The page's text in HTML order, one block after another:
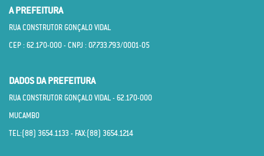
A PREFEITURA
RUA CONSTRUTOR GONÇALO VIDAL
CEP : 62.170­-000 - CNPJ : 07.733.793/0001­-05
DADOS DA PREFEITURA
RUA CONSTRUTOR GONÇALO VIDAL - 62.170­-000
MUCAMBO
TEL:(88) 3654.1133 - FAX:(88) 3654.1214